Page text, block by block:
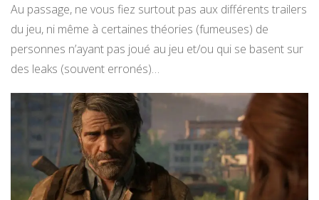
Au passage, ne vous fiez surtout pas aux différents trailers
du jeu, ni même à certaines théories (fumeuses) de
personnes n’ayant pas joué au jeu et/ou qui se basent sur
des leaks (souvent erronés)…